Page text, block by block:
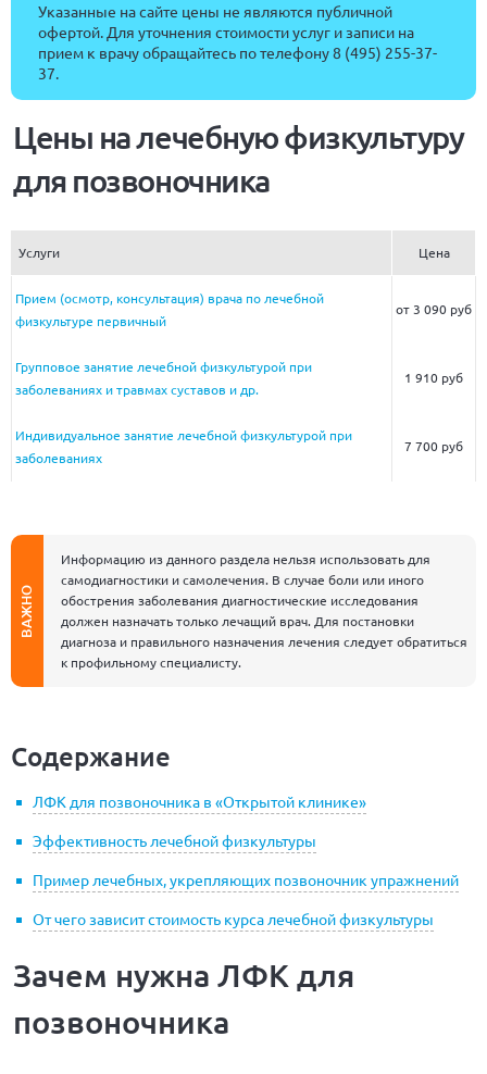
Указанные на сайте цены не являются публичной
офертой. Для уточнения стоимости услуг и записи на
прием к врачу обращайтесь по телефону8 (495) 255-37-
37.
Цены на лечебную физкультуру
для позвоночника
Услуги Цена
Прием (осмотр, консультация) врача по лечебной
физкультуре первичный
от 3 090 руб
Групповое занятие лечебной физкультурой при
заболеваниях и травмах суставов и др.
1 910 руб
Индивидуальное занятие лечебной физкультурой при
заболеваниях
7 700 руб
ВАЖНО
Информацию из данного раздела нельзя использовать для
самодиагностики и самолечения. В случае боли или иного
обострения заболевания диагностические исследования
должен назначать только лечащий врач. Для постановки
диагноза и правильного назначения лечения следует обратиться
к профильному специалисту.
Содержание
ЛФК для позвоночника в «Открытой клинике»
Эффективность лечебной физкультуры
Пример лечебных, укрепляющих позвоночник упражнений
От чего зависит стоимость курса лечебной физкультуры
Зачем нужна ЛФК для
позвоночника